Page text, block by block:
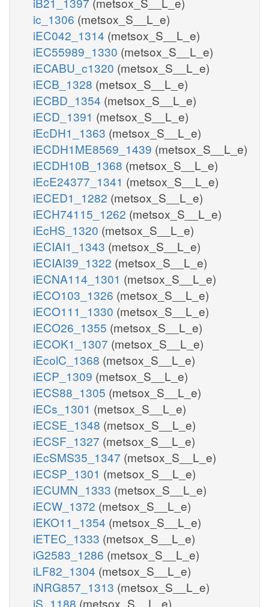
ic_1306 (metsox_S__L_e)
iEC042_1314 (metsox_S__L_e)
iEC55989_1330 (metsox_S__L_e)
iECABU_c1320 (metsox_S__L_e)
iECB_1328 (metsox_S__L_e)
iECBD_1354 (metsox_S__L_e)
iECD_1391 (metsox_S__L_e)
iEcDH1_1363 (metsox_S__L_e)
iECDH1ME8569_1439 (metsox_S__L_e)
iECDH10B_1368 (metsox_S__L_e)
iEcE24377_1341 (metsox_S__L_e)
iECED1_1282 (metsox_S__L_e)
iECH74115_1262 (metsox_S__L_e)
iEcHS_1320 (metsox_S__L_e)
iECIAI1_1343 (metsox_S__L_e)
iECIAI39_1322 (metsox_S__L_e)
iECNA114_1301 (metsox_S__L_e)
iECO103_1326 (metsox_S__L_e)
iECO111_1330 (metsox_S__L_e)
iECO26_1355 (metsox_S__L_e)
iECOK1_1307 (metsox_S__L_e)
iEcolC_1368 (metsox_S__L_e)
iECP_1309 (metsox_S__L_e)
iECS88_1305 (metsox_S__L_e)
iECs_1301 (metsox_S__L_e)
iECSE_1348 (metsox_S__L_e)
iECSF_1327 (metsox_S__L_e)
iEcSMS35_1347 (metsox_S__L_e)
iECSP_1301 (metsox_S__L_e)
iECUMN_1333 (metsox_S__L_e)
iECW_1372 (metsox_S__L_e)
iEKO11_1354 (metsox_S__L_e)
iETEC_1333 (metsox_S__L_e)
iG2583_1286 (metsox_S__L_e)
iLF82_1304 (metsox_S__L_e)
iNRG857_1313 (metsox_S__L_e)
iS_1188 (metsox_S__L_e)